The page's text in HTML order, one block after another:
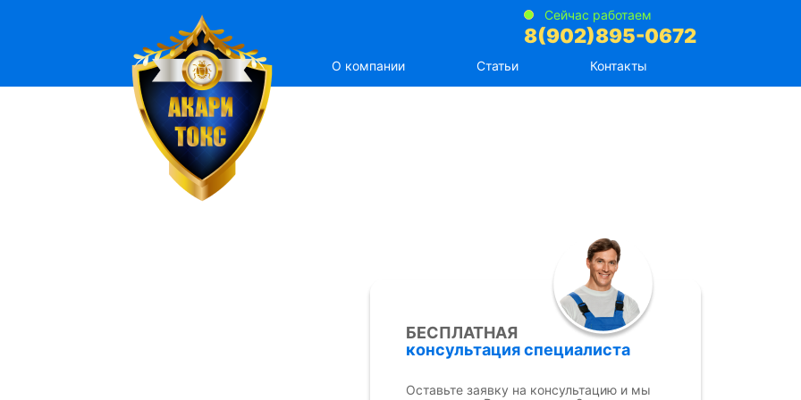
Сейчас работаем
8(902)895-0672
О компании Статьи Контакты
БЕСПЛАТНАЯ
консультация специалиста
Оставьте заявку на консультацию и мы